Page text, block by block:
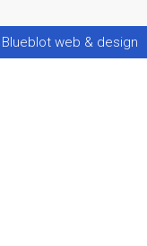
Blueblot web & design